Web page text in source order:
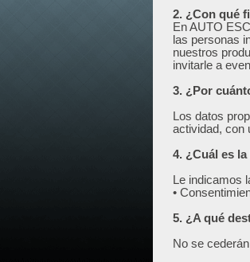
2. ¿Con qué
En AUTO
las personas
nuestros
invitarle a
3. ¿Por
Los datos
actividad, con
4. ¿Cuál es
Le indicamos
•
5. ¿A qué
No se